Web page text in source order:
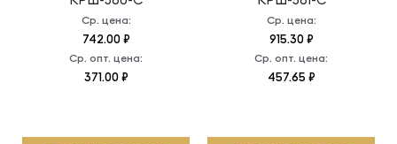
Ср. цена:
742.00 ₽
Ср. опт. цена:
371.00 ₽
Ср. цена:
915.30 ₽
Ср. опт. цена:
457.65 ₽